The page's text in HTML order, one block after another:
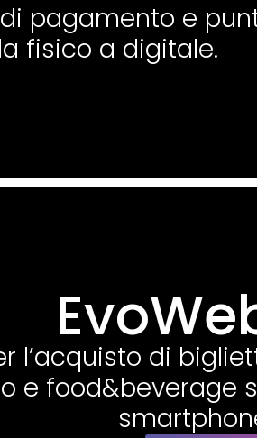
pagamento e
fisico a digitale.
l’acquisto di
e food&beverage